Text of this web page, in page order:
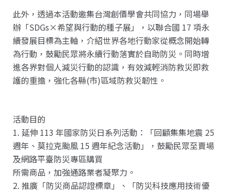
此外，透過本活動邀集台灣創價學會共同協力，同場舉
辦「SDGs×希望與行動的種子展」，以聯合國 17 項永
續發展目標為主軸，介紹世界各地行動家從概念開始轉
為行動，鼓勵民眾將永續行動落實於自助防災。同時增
進各界對個人減災行動的認識，有效減輕消防救災即救
護的重擔，強化各縣(市)區域防救災韌性。
活動目的
1. 延伸 113 年國家防災日系列活動：「回顧集集地震 25
週年、莫拉克颱風 15 週年紀念活動」，鼓勵民眾至賣場
及網路平臺防災專區購買
所需商品，加強通路業者凝聚力。
2. 推廣「防災商品認證標章」、「防災科技應用技術優